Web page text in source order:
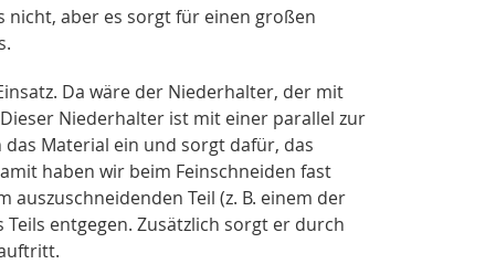
nicht, aber es sorgt für einen großen
Da wäre der Niederhalter, der mit
Niederhalter ist mit einer parallel zur
Material ein und sorgt dafür, das
haben wir beim Feinschneiden fast
Teil (z. B. einem der
entgegen. Zusätzlich sorgt er durch